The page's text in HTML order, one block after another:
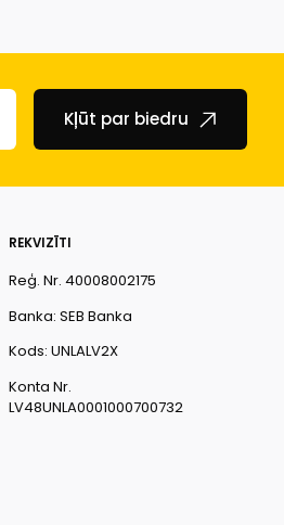
Kļūt par biedru
REKVIZĪTI
Reģ. Nr. 40008002175
Banka: SEB Banka
Kods: UNLALV2X
Konta Nr.
LV48UNLA0001000700732